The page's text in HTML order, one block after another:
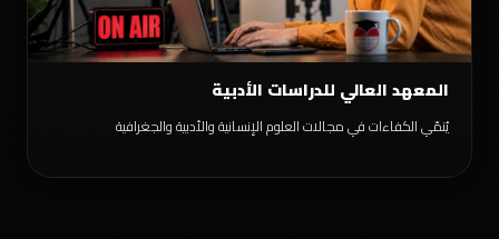
المعهد العالي للدراسات الأدبية
يُنمّي الكفاءات في مجالات العلوم الإنسانية والأدبية والجغرافية